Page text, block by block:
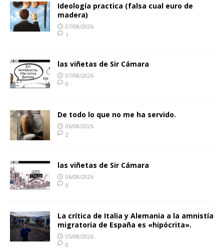
Ideología practica (falsa cual euro de
madera)
07/08/2026
1
las viñetas de Sir Cámara
07/08/2026
0
De todo lo que no me ha servido.
06/08/2026
2
las viñetas de Sir Cámara
06/08/2026
0
La crítica de Italia y Alemania a la amnistía
migratoria de España es «hipócrita».
05/08/2026
0